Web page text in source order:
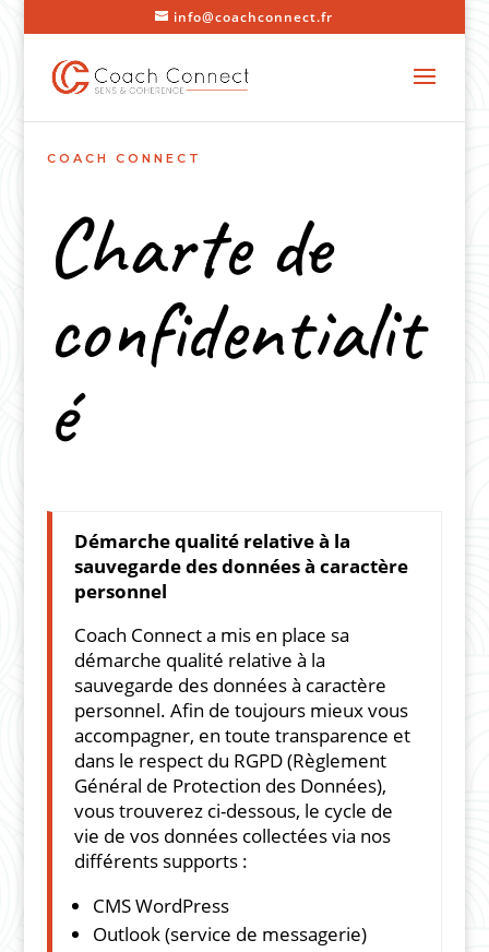
info@coachconnect.fr
COACH CONNECT
Charte de
confidentialit
é
Démarche qualité relative à la
sauvegarde des données à caractère
personnel
Coach Connect a mis en place sa
démarche qualité relative à la
sauvegarde des données à caractère
personnel. Afin de toujours mieux vous
accompagner, en toute transparence et
dans le respect du RGPD (Règlement
Général de Protection des Données),
vous trouverez ci-dessous, le cycle de
vie de vos données collectées via nos
différents supports :
CMS WordPress
Outlook (service de messagerie)